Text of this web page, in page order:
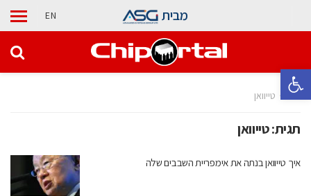
פתח סרגל נגישות
מבית EN
בית טייוואן
תגית:טייוואן
איך טייוואן בנתה את אימפריית השבבים שלה